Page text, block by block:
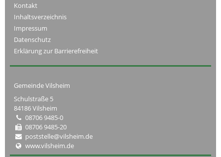
Kontakt
Inhaltsverzeichnis
Impressum
Datenschutz
Erklärung zur Barrierefreiheit
Gemeinde Vilsheim
Schulstraße 5
84186 Vilsheim
08706 9485-0
08706 9485-20
poststelle@vilsheim.de
www.vilsheim.de